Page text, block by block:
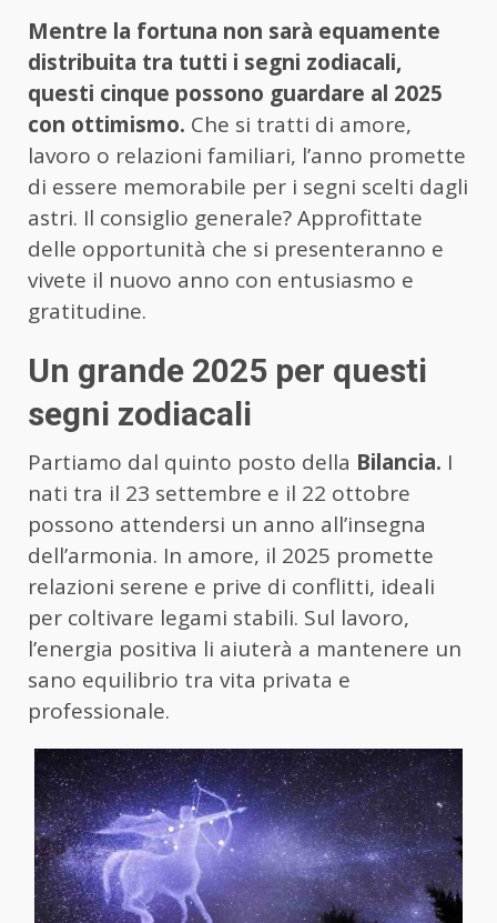
Mentre la fortuna non sarà equamente
distribuita tra tutti i segni zodiacali,
questi cinque possono guardare al 2025
con ottimismo. Che si tratti di amore,
lavoro o relazioni familiari, l’anno promette
di essere memorabile per i segni scelti dagli
astri. Il consiglio generale? Approfittate
delle opportunità che si presenteranno e
vivete il nuovo anno con entusiasmo e
gratitudine.
Un grande 2025 per questi
segni zodiacali
Partiamo dal quinto posto della Bilancia. I
nati tra il 23 settembre e il 22 ottobre
possono attendersi un anno all’insegna
dell’armonia. In amore, il 2025 promette
relazioni serene e prive di conflitti, ideali
per coltivare legami stabili. Sul lavoro,
l’energia positiva li aiuterà a mantenere un
sano equilibrio tra vita privata e
professionale.